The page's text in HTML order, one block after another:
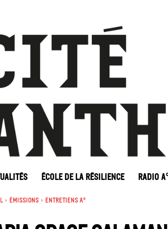
ÉCOLE DE LA RÉSILIENCE RADIO
Émissions Entretiens A°